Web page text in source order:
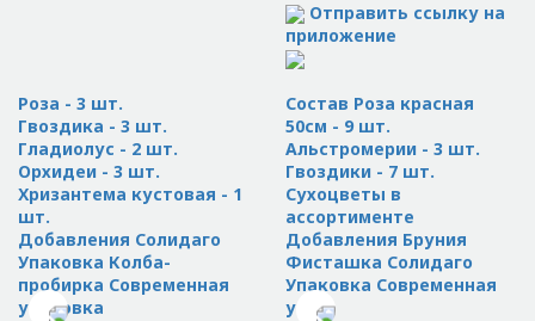
Отправить ссылку на
приложение
Роза - 3 шт.
Гвоздика - 3 шт.
Гладиолус - 2 шт.
Орхидеи - 3 шт.
Хризантема кустовая - 1
шт.
Добавления Солидаго
Упаковка Колба-
пробирка Современная
упаковка
Состав Роза красная
50см - 9 шт.
Альстромерии - 3 шт.
Гвоздики - 7 шт.
Сухоцветы в
ассортименте
Добавления Бруния
Фисташка Солидаго
Упаковка Современная
упа